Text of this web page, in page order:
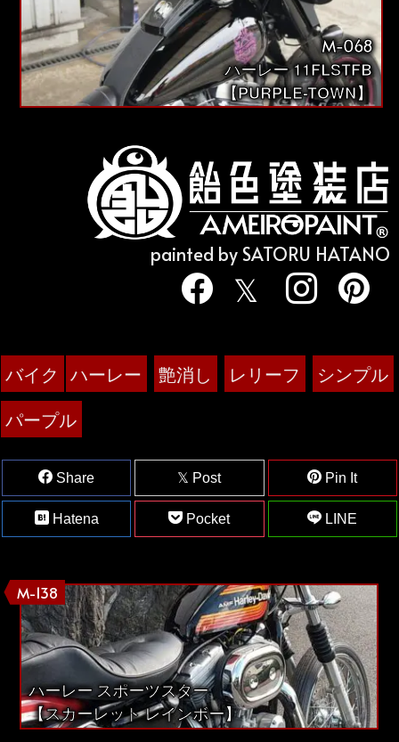
M-068
ハーレー 11FLSTFB
【PURPLE-TOWN】
painted by SATORU HATANO
バイク ハーレー 艶消し レリーフ
シンプル
パープル
Share Post Pin It
Hatena Pocket LINE
M-138
ハーレー スポーツスター
【スカーレット レインボー】